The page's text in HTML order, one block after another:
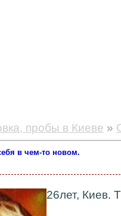
пробы в Киеве »
в чем-то новом.
26лет, Киев.